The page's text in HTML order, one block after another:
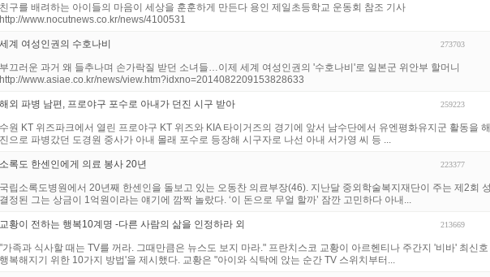
친구를 배려하는 아이들의 마음이 세상을 훈훈하게 만든다 용인 제일초등학교 운동회 참조 기사
http://www.nocutnews.co.kr/news/4100531
세계 여성인권의 수호나비 273703
부끄러운 과거 왜 들추나며 손가락질 받던 소녀들…이제 세계 여성인권의 '수호나비'로 일본군 위안부 할머니
http://www.asiae.co.kr/news/view.htm?idxno=2014082209153828633
해외 파병 남편, 프로야구 포수로 아내가 던진 시구 받아 259223
수원 KT 위즈파크에서 열린 프로야구 KT 위즈와 KIA 타이거즈의 경기에 앞서 남수단에서 유엔평화유지군 활동을
진으로 파병갔던 도경원 중사가 아내 몰래 포수로 등장해 시구자로 나선 아내 서가영 씨 등 ...
소록도 한센인에게 의료 봉사 20년 223377
국립소록도병원에서 20년째 한센인을 돌보고 있는 오동찬 의료부장(46). 지난달 중외학술복지재단이 주는 제2회
결정된 그는 상금이 1억원이라는 얘기에 깜짝 놀랐다. ‘이 돈으로 무얼 할까’ 잠깐 고민하다 아내...
교황이 전하는 행복10계명 -다른 사람의 삶을 인정하라 외 213669
"가족과 식사할 때는 TV를 꺼라. 그때만큼은 뉴스도 보지 마라." 프란치스코 교황이 아르헨티나 주간지 '비바' 최신호
행복해지기 위한 10가지 방법'을 제시했다. 교황은 "아이와 식탁에 앉는 순간 TV 스위치부터...